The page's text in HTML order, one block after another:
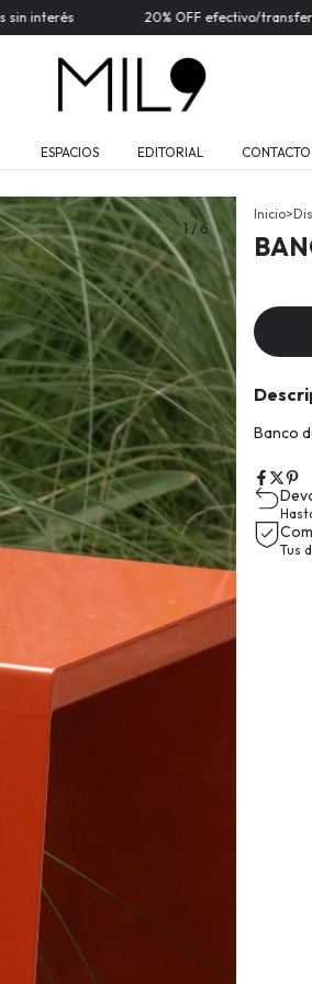
20% OFF efectivo/transferencia
ESPACIOS EDITORIAL CONTACTO
1 / 6
Inicio>
Banco
Tus